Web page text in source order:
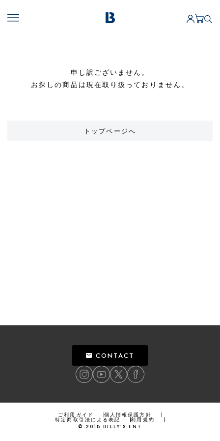
申し訳ございません。
お探しの商品は現在取り扱っておりません。
トップページへ
CONTACT
ご利用ガイド 個人情報保護方針
特定商取引法による表記
利用規約
© 2018 BILLY’S ENT